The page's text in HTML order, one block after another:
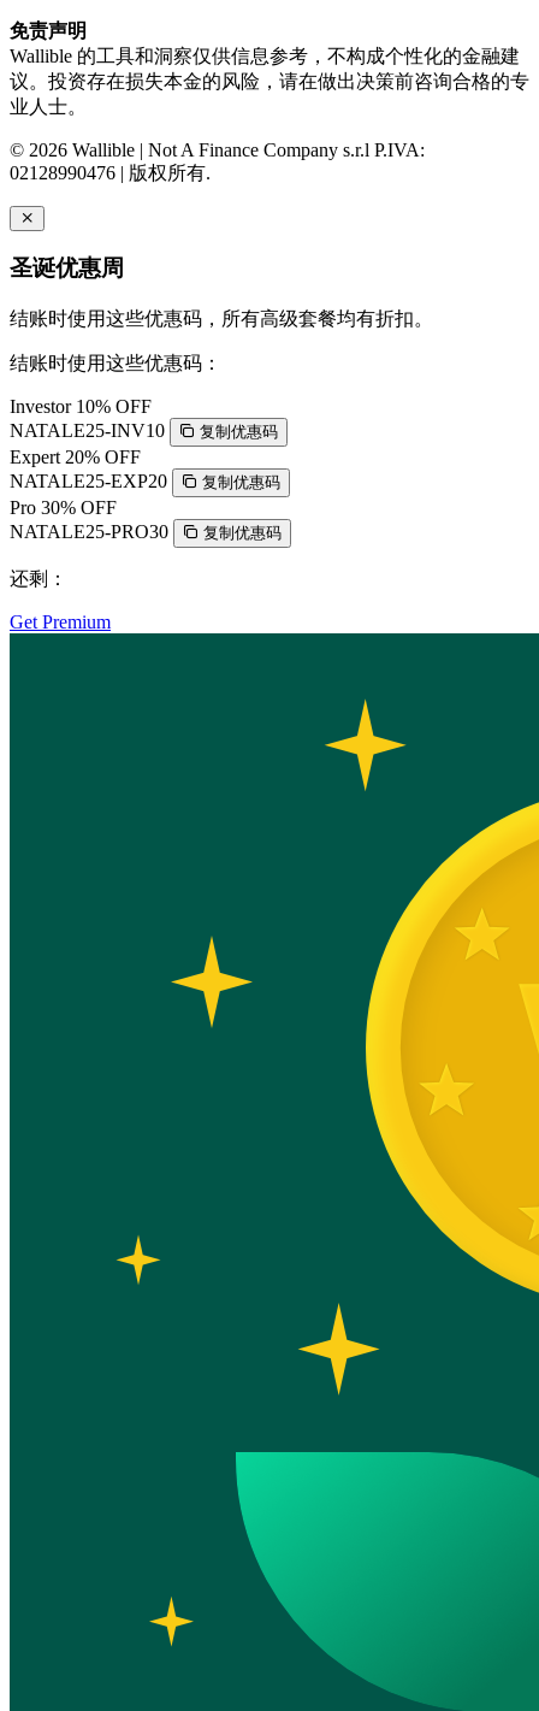
免责声明
Wallible 的工具和洞察仅供信息参考，不构成个性化的金融建
议。投资存在损失本金的风险，请在做出决策前咨询合格的专
业人士。
© 2026 Wallible | Not A Finance Company s.r.l P.IVA:
02128990476 | 版权所有.
圣诞优惠周
结账时使用这些优惠码，所有高级套餐均有折扣。
结账时使用这些优惠码：
Investor 10% OFF
NATALE25-INV10
复制优惠码
Expert 20% OFF
NATALE25-EXP20
复制优惠码
Pro 30% OFF
NATALE25-PRO30
复制优惠码
还剩：
Get Premium